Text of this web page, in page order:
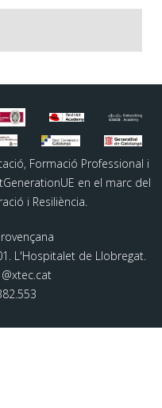
Formació Professional i
en el marc del
i Resiliència.
L'Hospitalet de Llobregat.